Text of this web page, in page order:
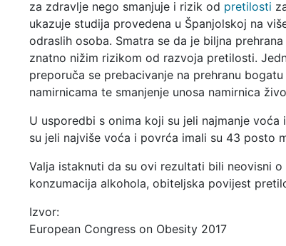
za zdravlje nego smanjuje i rizik od pretilosti
ukazuje studija provedena u Španjolskoj na
odraslih osoba. Smatra se da je biljna
znatno nižim rizikom od razvoja pretilosti.
preporuča se prebacivanje na prehranu
namirnicama te smanjenje unosa namirnica
U usporedbi s onima koji su jeli najmanje voća
su jeli najviše voća i povrća imali su 43 posto
Valja istaknuti da su ovi rezultati bili neovisni
konzumacija alkohola, obiteljska povijest
Izvor:
European Congress on Obesity 2017